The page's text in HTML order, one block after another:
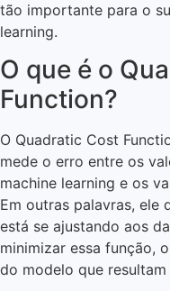
tão importante para o
learning.
O que é o
Function?
O Quadratic Cost
mede o erro entre os
machine learning e os
Em outras palavras, ele
está se ajustando aos
minimizar essa função,
do modelo que